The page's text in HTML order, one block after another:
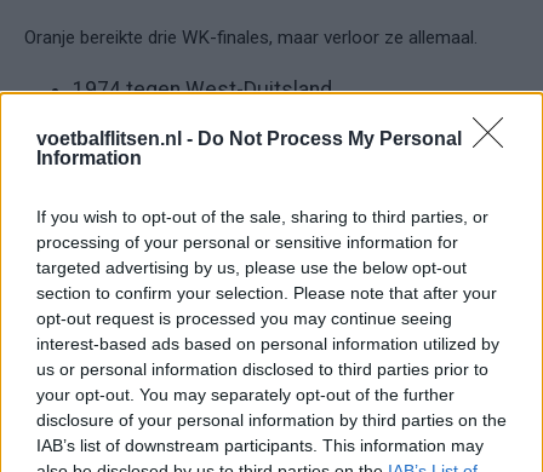
voetbalflitsen.nl - Do Not Process My Personal
Information
If you wish to opt-out of the sale, sharing to third parties, or
processing of your personal or sensitive information for
targeted advertising by us, please use the below opt-out
section to confirm your selection. Please note that after your
opt-out request is processed you may continue seeing
interest-based ads based on personal information utilized by
us or personal information disclosed to third parties prior to
your opt-out. You may separately opt-out of the further
disclosure of your personal information by third parties on the
IAB’s list of downstream participants. This information may
Oranje bereikte drie WK-finales, maar verloor ze allemaal.
1974 tegen West-Duitsland
2010 tegen Spanje
WK-finales zonder ooit wereldkampioen te worden.
Opvallende WK-records
Meeste WK-doelpunten ooit: Miroslav Klose
(16)
Meeste goals op één WK: Just Fontaine (13 in
1958)
Oudste wereldkampioen: Dino Zoff (40 jaar)
Coach met meeste WK-wedstrijden: Helmut
Schön (25)